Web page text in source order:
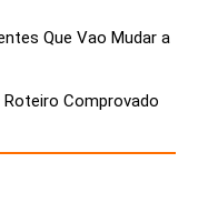
Que Vao Mudar a
Roteiro Comprovado